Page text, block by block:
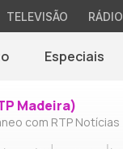
TELEVISÃO RÁDIO
Especiais
Madeira)
com RTP Notícias